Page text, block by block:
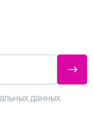
данных